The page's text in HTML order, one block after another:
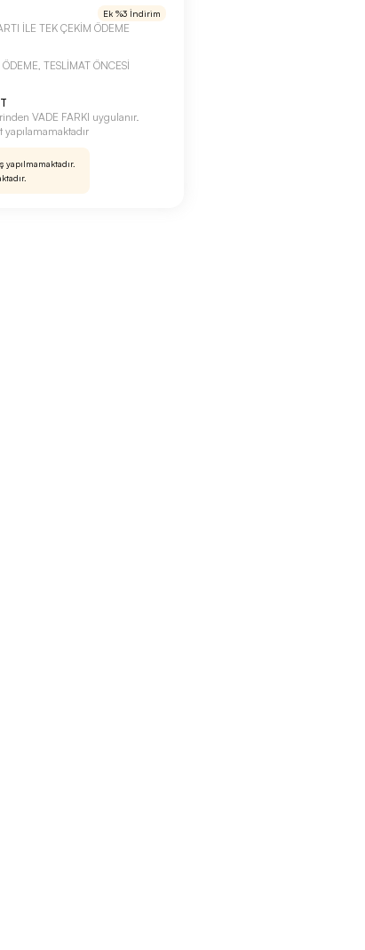
Ek %3 İndirim
İLE TEK ÇEKİM ÖDEME
TESLİMAT ÖNCESİ
VADE FARKI uygulanır.
yapılamamaktadır
yapılmamaktadır.